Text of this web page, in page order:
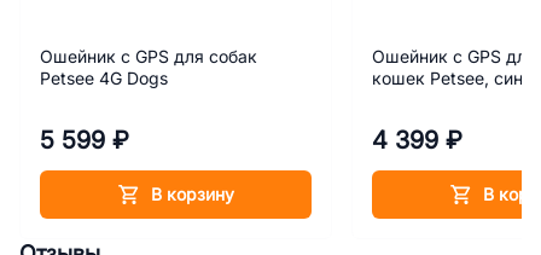
Ошейник с GPS для собак
Petsee 4G Dogs
5 599 ₽
В корзину
Ошейник с GPS для
кошек Petsee,
4 399 ₽
В